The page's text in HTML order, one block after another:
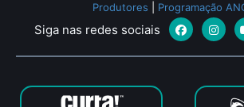
Produtores
Programação
Siga nas redes sociais